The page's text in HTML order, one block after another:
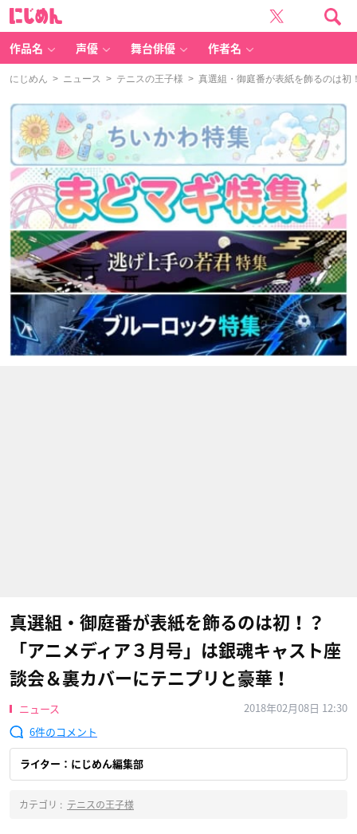
作品名 声優 舞台俳優 作者名
にじめん > ニュース > テニスの王子様 > 真選組・御庭番が表紙を飾るのは初
真選組・御庭番が表紙を飾るのは初！？
「アニメディア３月号」は銀魂キャスト座
談会＆裏カバーにテニプリと豪華！
ニュース
2018年02月08日 12:30
6
ライター：にじめん編集部
カテゴリ : テニスの王子様